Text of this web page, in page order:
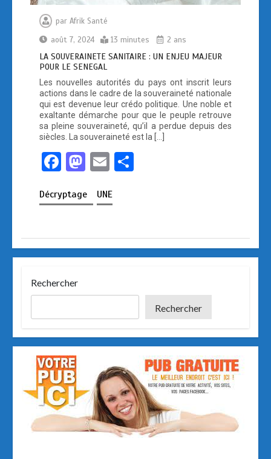
par Afrik Santé
août 7, 2024
13 minutes 2 ans
LA SOUVERAINETE SANITAIRE : UN ENJEU MAJEUR
POUR LE SENEGAL
Les nouvelles autorités du pays ont inscrit leurs
actions dans le cadre de la souveraineté nationale
qui est devenue leur crédo politique. Une noble et
exaltante démarche pour que le peuple retrouve
sa pleine souveraineté, qu’il a perdue depuis des
siècles. La souveraineté est la […]
F
ce
o
o
k
M
st
d
o
E
ail
er
Décryptage UNE
Rechercher
Rechercher